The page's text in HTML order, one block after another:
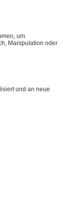
um
Manipulation oder
und an neue